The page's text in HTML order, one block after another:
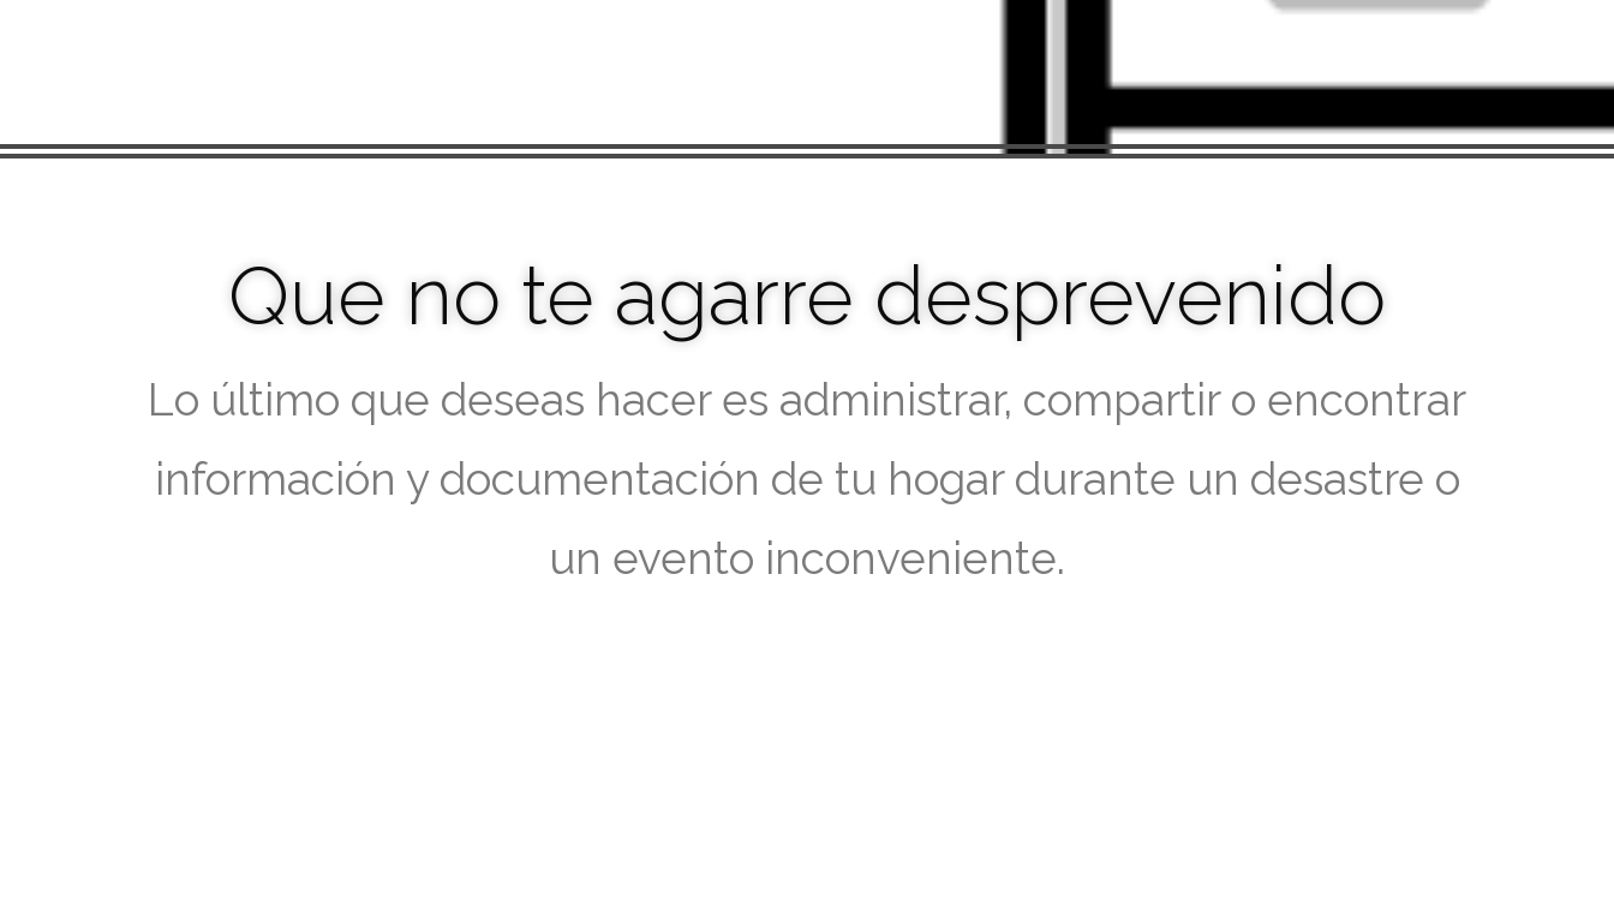
Que no te agarre desprevenido
Lo último que deseas hacer es administrar, compartir o encontrar
información y documentación de tu hogar durante un desastre o
un evento inconveniente.